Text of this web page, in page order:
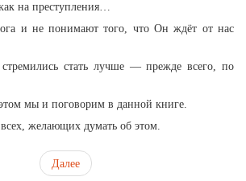
на преступления…
и не понимают того, что Он ждёт от нас
стать лучше — прежде всего, по
мы и поговорим в данной книге.
желающих думать об этом.
Далее